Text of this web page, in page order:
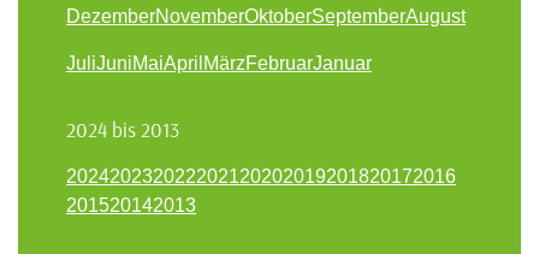
DezemberNovemberOktoberSeptemberAugust
JuliJuniMaiApril MärzFebruarJanuar
2024 bis 2013
202420232022202120202019201820172016
201520142013